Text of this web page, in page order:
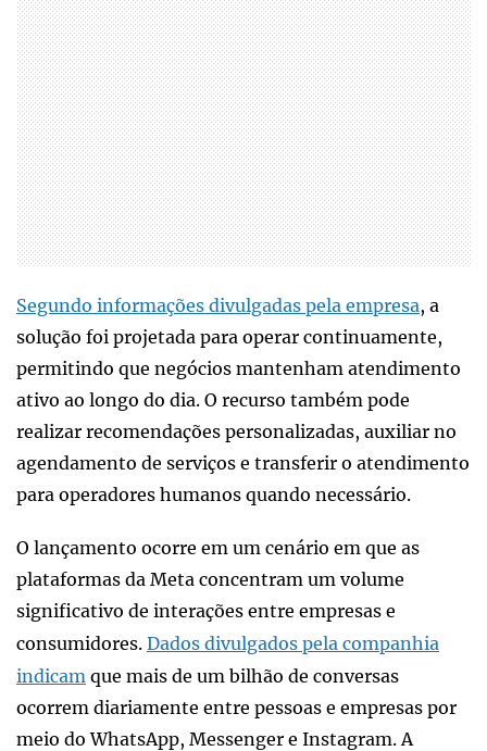
Segundo informações divulgadas pela empresa, a
solução foi projetada para operar continuamente,
permitindo que negócios mantenham atendimento
ativo ao longo do dia. O recurso também pode
realizar recomendações personalizadas, auxiliar no
agendamento de serviços e transferir o atendimento
para operadores humanos quando necessário.
O lançamento ocorre em um cenário em que as
plataformas da Meta concentram um volume
significativo de interações entre empresas e
consumidores. Dados divulgados pela companhia
indicam que mais de um bilhão de conversas
ocorrem diariamente entre pessoas e empresas por
meio do WhatsApp, Messenger e Instagram. A